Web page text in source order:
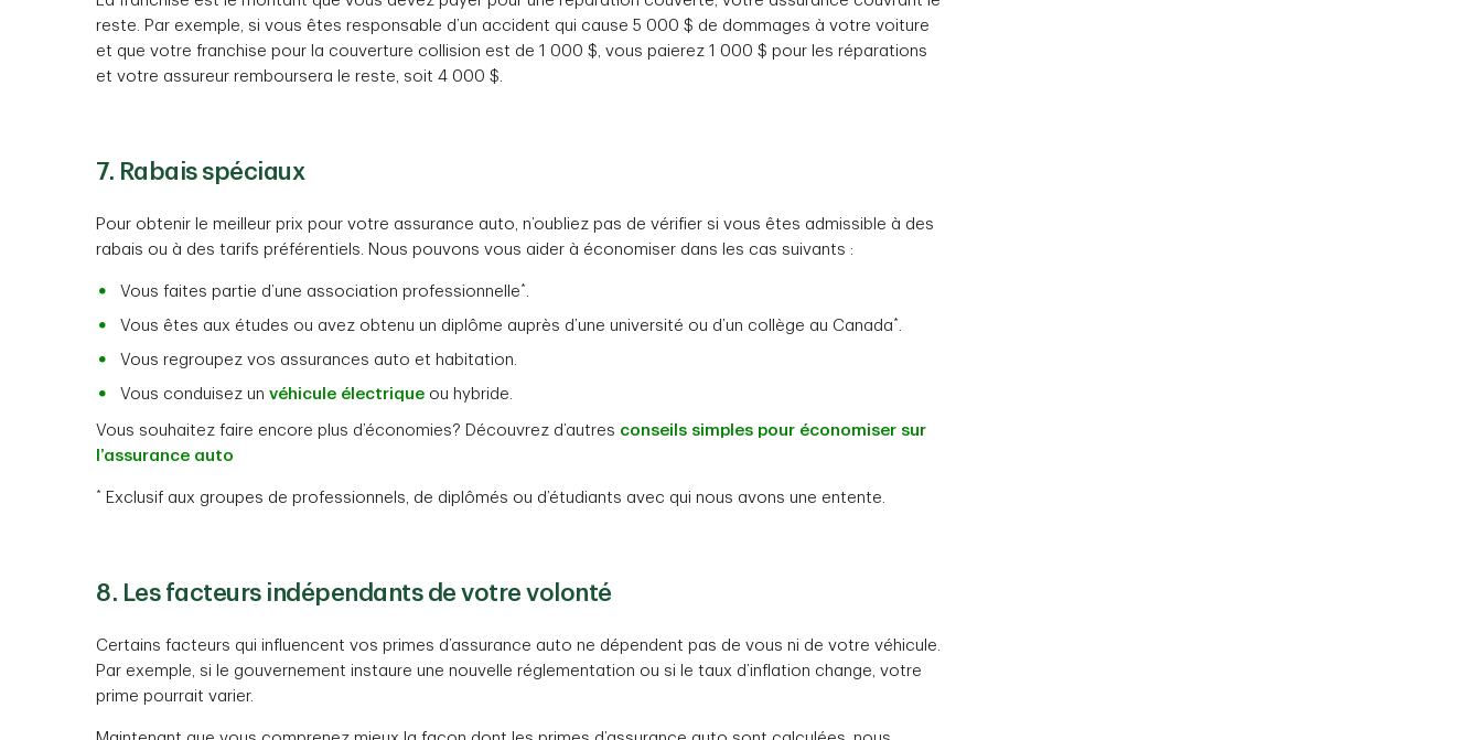
reste. Par exemple, si vous êtes responsable d’un accident qui cause 5 000 $ de dommages à votre voiture
et que votre franchise pour la couverture collision est de 1 000 $, vous paierez 1 000 $ pour les réparations
et votre assureur remboursera le reste, soit 4 000 $.
7. Rabais spéciaux
Pour obtenir le meilleur prix pour votre assurance auto, n’oubliez pas de vérifier si vous êtes admissible à des
rabais ou à des tarifs préférentiels. Nous pouvons vous aider à économiser dans les cas suivants :
Vous faites partie d’une association professionnelle * .
Vous êtes aux études ou avez obtenu un diplôme auprès d’une université ou d’un collège au Canada * .
Vous regroupez vos assurances auto et habitation.
Vous conduisez un véhicule électrique ou hybride.
Vous souhaitez faire encore plus d’économies? Découvrez d’autres conseils simples pour économiser sur
l’assurance auto
* Exclusif aux groupes de professionnels, de diplômés ou d’étudiants avec qui nous avons une entente.
8. Les facteurs indépendants de votre volonté
Certains facteurs qui influencent vos primes d’assurance auto ne dépendent pas de vous ni de votre véhicule.
Par exemple, si le gouvernement instaure une nouvelle réglementation ou si le taux d’inflation change, votre
prime pourrait varier.